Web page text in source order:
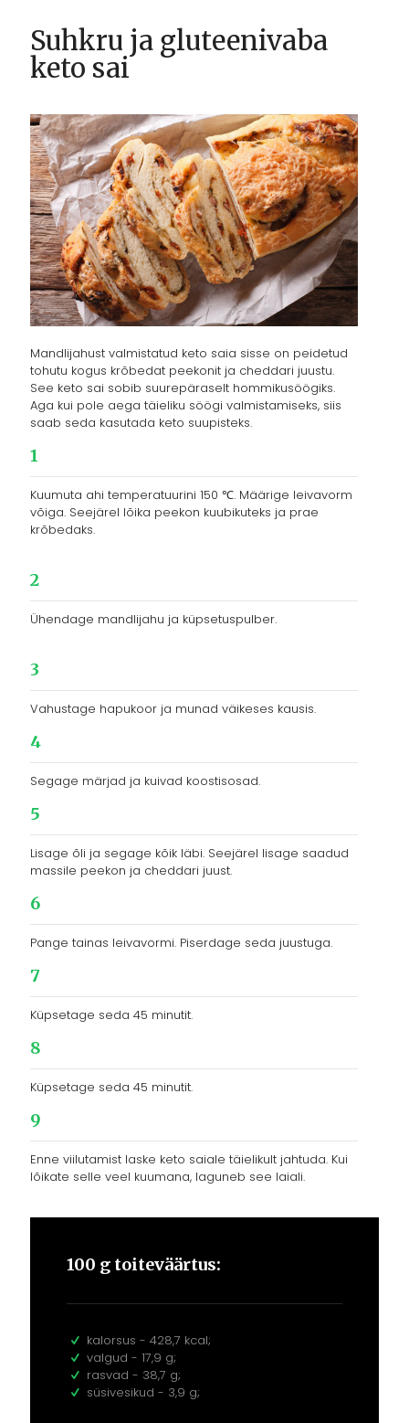
Suhkru ja gluteenivaba
keto sai
Mandlijahust valmistatud keto saia sisse on peidetud
tohutu kogus krõbedat peekonit ja cheddari juustu.
See keto sai sobib suurepäraselt hommikusöögiks.
Aga kui pole aega täieliku söögi valmistamiseks, siis
saab seda kasutada keto suupisteks.
1
Kuumuta ahi temperatuurini 150 ℃. Määrige leivavorm
võiga. Seejärel lõika peekon kuubikuteks ja prae
krõbedaks.
2
Ühendage mandlijahu ja küpsetuspulber.
3
Vahustage hapukoor ja munad väikeses kausis.
4
Segage märjad ja kuivad koostisosad.
5
Lisage õli ja segage kõik läbi. Seejärel lisage saadud
massile peekon ja cheddari juust.
6
Pange tainas leivavormi. Piserdage seda juustuga.
7
Küpsetage seda 45 minutit.
8
Küpsetage seda 45 minutit.
9
Enne viilutamist laske keto saiale täielikult jahtuda. Kui
lõikate selle veel kuumana, laguneb see laiali.
100 g toiteväärtus:
kalorsus - 428,7 kcal;
valgud - 17,9 g;
rasvad - 38,7 g;
süsivesikud - 3,9 g;